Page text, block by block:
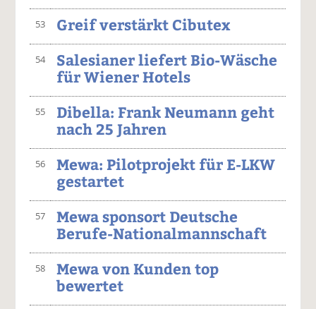
53 Greif verstärkt Cibutex
54
Salesianer liefert Bio-Wäsche
für Wiener Hotels
55
Dibella: Frank Neumann geht
nach 25 Jahren
56
Mewa: Pilotprojekt für E-LKW
gestartet
57
Mewa sponsort Deutsche
Berufe-Nationalmannschaft
58
Mewa von Kunden top
bewertet